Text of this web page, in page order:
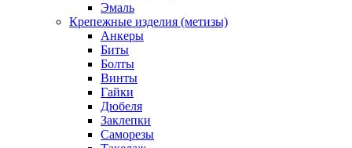
Эмаль
Крепежные изделия (метизы)
Анкеры
Биты
Болты
Винты
Гайки
Дюбеля
Заклепки
Саморезы